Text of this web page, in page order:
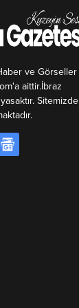
ve Görseller
aittir.İbraz
Sitemizde